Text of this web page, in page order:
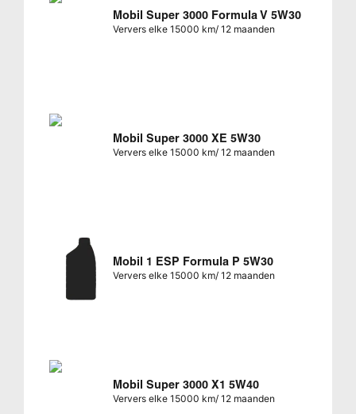
Mobil Super 3000 Formula V 5W30
Ververs elke 15000 km/ 12 maanden
Mobil Super 3000 XE 5W30
Ververs elke 15000 km/ 12 maanden
Mobil 1 ESP Formula P 5W30
Ververs elke 15000 km/ 12 maanden
Mobil Super 3000 X1 5W40
Ververs elke 15000 km/ 12 maanden